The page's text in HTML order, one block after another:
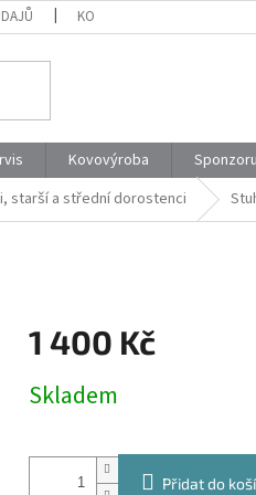
KONTAKTY
Kovovýroba
starší a střední dorostenci
1 400 Kč
cena:
Skladem
Přidat do